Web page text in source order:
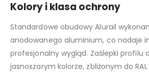
Kolory i klasa ochrony
Standardowe obudowy Alurail
anodowanego aluminium, co nadaje
profesjonalny wygląd. Zaślepki profilu
jasnoszarym kolorze, zbliżonym do